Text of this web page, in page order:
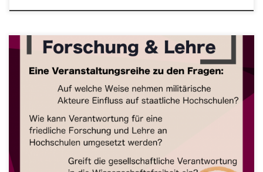
Wissenschaftliche Forschung und politisch/ militärische Praxis
stehen in einem gesellschaftlichen Zusammenhang und bedürfen
deshalb einer ethischen Rechtfertigung. Gerade heute, in einer
Verantwortlichkeit in der Forschung gestärkt werden kann. Die
Förderung von Frieden und einer nachhaltigen lebenswerten
Zukunft stehen dabei im Mittelpunkt […]